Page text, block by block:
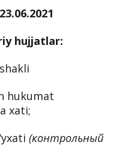
23.06.2021
hujjatlar:
hukumat
xati;
(контрольный